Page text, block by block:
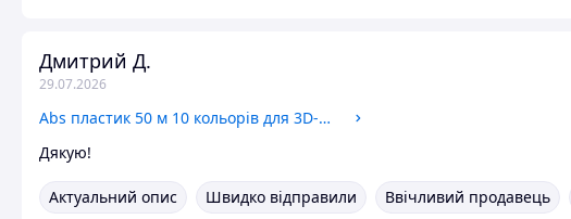
Дмитрий Д.
29.07.2026
Abs пластик 50 м 10 кольорів для 3D-ручки кольорової полікапролактон м'яка пластикова нитка без запаху
Дякую!
Актуальний опис Швидко відправили Ввічливий продавець